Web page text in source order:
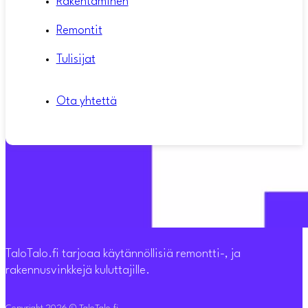
TaloTalo.fi tarjoaa käytännöllisiä remontti-, ja
rakennusvinkkejä kuluttajille.
Remontit
Tulisijat
Ota yhtettä